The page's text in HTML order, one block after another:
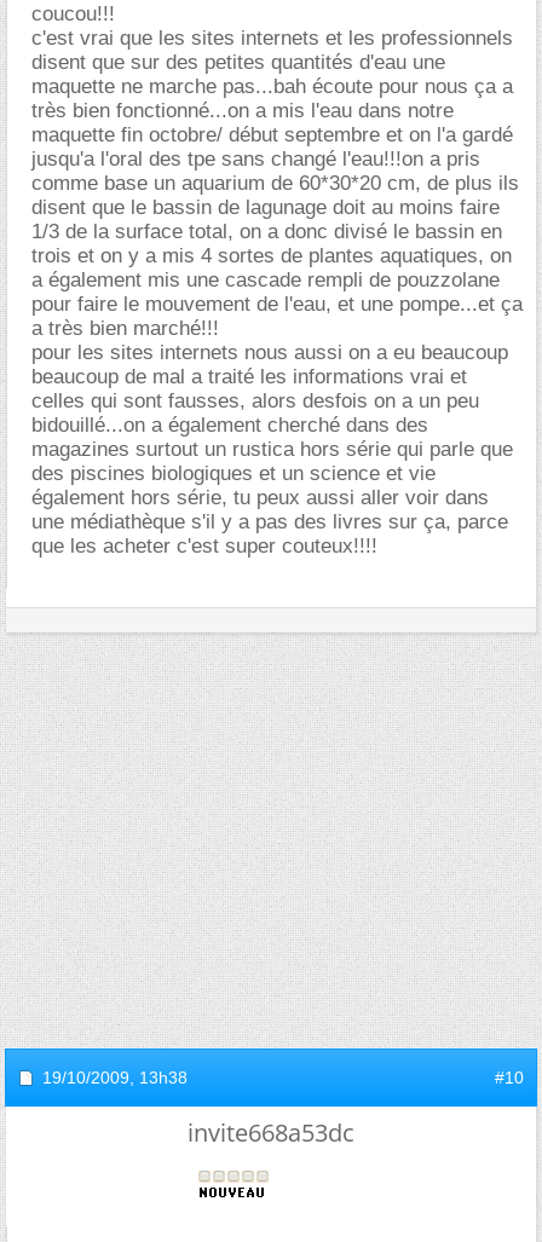
coucou!!!
c'est vrai que les sites internets et les professionnels
disent que sur des petites quantités d'eau une
maquette ne marche pas...bah écoute pour nous ça a
très bien fonctionné...on a mis l'eau dans notre
maquette fin octobre/ début septembre et on l'a gardé
jusqu'a l'oral des tpe sans changé l'eau!!!on a pris
comme base un aquarium de 60*30*20 cm, de plus ils
disent que le bassin de lagunage doit au moins faire
1/3 de la surface total, on a donc divisé le bassin en
trois et on y a mis 4 sortes de plantes aquatiques, on
a également mis une cascade rempli de pouzzolane
pour faire le mouvement de l'eau, et une pompe...et ça
a très bien marché!!!
pour les sites internets nous aussi on a eu beaucoup
beaucoup de mal a traité les informations vrai et
celles qui sont fausses, alors desfois on a un peu
bidouillé...on a également cherché dans des
magazines surtout un rustica hors série qui parle que
des piscines biologiques et un science et vie
également hors série, tu peux aussi aller voir dans
une médiathèque s'il y a pas des livres sur ça, parce
que les acheter c'est super couteux!!!!
19/10/2009, 13h38 #10
invite668a53dc